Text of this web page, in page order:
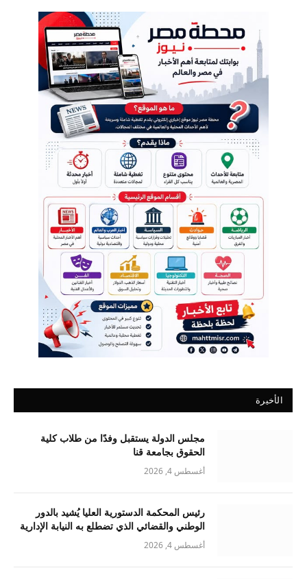
الأخيرة
مجلس الدولة يستقبل وفدًا من طلاب كلية
الحقوق بجامعة قنا
أغسطس 4, 2026
رئيس المحكمة الدستورية العليا يُشيد بالدور
الوطني والقضائي الذي تضطلع به النيابة الإدارية
أغسطس 4, 2026